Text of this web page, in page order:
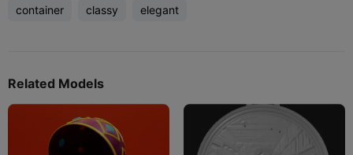
container classy elegant
Related Models